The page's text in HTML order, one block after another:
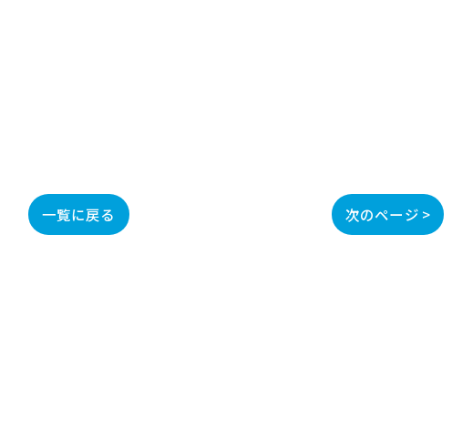
一覧に戻る 次のページ >